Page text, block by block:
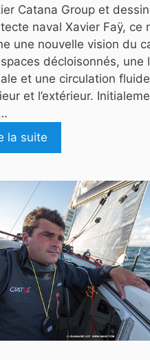
Catana Group et
naval Xavier Faÿ, ce
une nouvelle vision du
décloisonnés, une
et une circulation
et l’extérieur.
la suite